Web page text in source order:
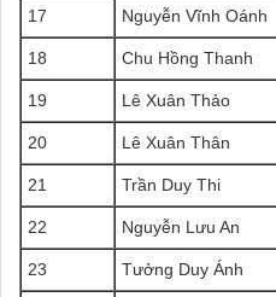
17 Nguyễn Vĩnh Oánh
18 Chu Hồng Thanh
19 Lê Xuân Thảo
20 Lê Xuân Thân
21 Trần Duy Thi
22 Nguyễn Lưu An
23 Tưởng Duy Ánh